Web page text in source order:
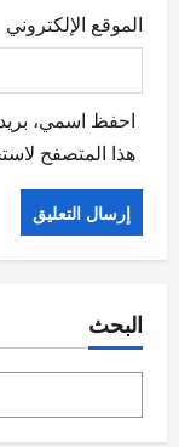
الموقع الإلكتروني
احفظ اسمي،
هذا المتصفح
البحث